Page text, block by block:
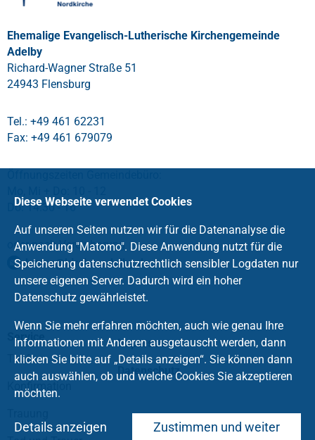
Ehemalige Evangelisch-Lutherische Kirchengemeinde
Adelby
Richard-Wagner Straße 51
24943 Flensburg
Tel.: +49 461 62231
Fax: +49 461 679079
Do: 14.30 - 16
oder nach Vereinbarung
buero@kirche-adelby.de
Service
Taufe
Konfirmation
Impressum
Datenschutz
Diese Webseite verwendet Cookies
Auf unseren Seiten nutzen wir für die Datenanalyse die
Anwendung "Matomo". Diese Anwendung nutzt für die
Speicherung datenschutzrechtlich sensibler Logdaten nur
unsere eigenen Server. Dadurch wird ein hoher
Datenschutz gewährleistet.
Wenn Sie mehr erfahren möchten, auch wie genau Ihre
Informationen mit Anderen ausgetauscht werden, dann
klicken Sie bitte auf „Details anzeigen“. Sie können dann
auch auswählen, ob und welche Cookies Sie akzeptieren
möchten.
Zustimmen und weiter
Details anzeigen